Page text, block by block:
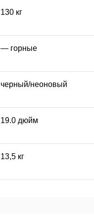
130 кг
— горные
черный/неоновый
19.0 дюйм
13,5 кг